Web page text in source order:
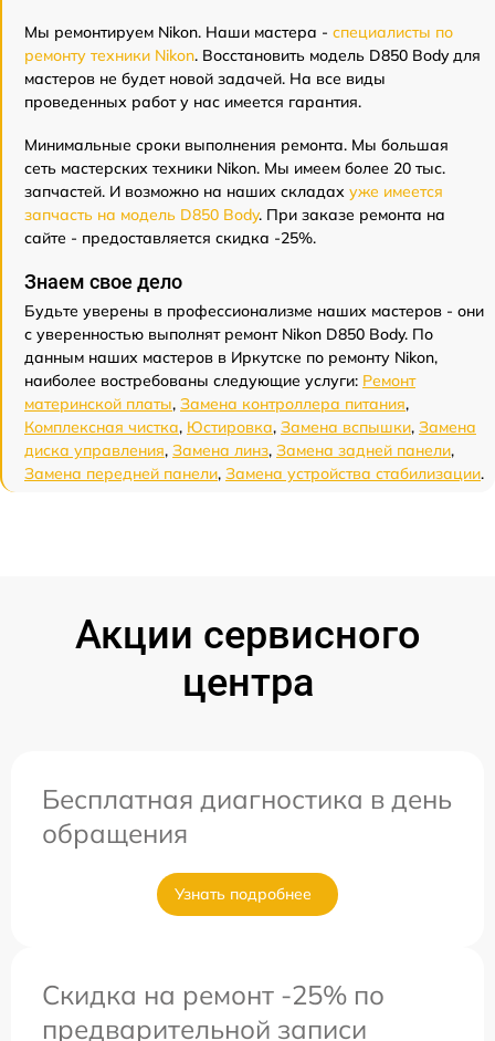
Мы ремонтируем Nikon. Наши мастера - специалисты по
ремонту техники Nikon. Восстановить модель D850 Body для
мастеров не будет новой задачей. На все виды
проведенных работ у нас имеется гарантия.
Минимальные сроки выполнения ремонта. Мы большая
сеть мастерских техники Nikon. Мы имеем более 20 тыс.
запчастей. И возможно на наших складах уже имеется
запчасть на модель D850 Body. При заказе ремонта на
сайте - предоставляется скидка -25%.
Знаем свое дело
Будьте уверены в профессионализме наших мастеров - они
с уверенностью выполнят ремонт Nikon D850 Body. По
данным наших мастеров в Иркутске по ремонту Nikon,
наиболее востребованы следующие услуги: Ремонт
материнской платы, Замена контроллера питания,
Комплексная чистка, Юстировка, Замена вспышки, Замена
диска управления, Замена линз, Замена задней панели,
Замена передней панели, Замена устройства стабилизации.
Акции сервисного
центра
Бесплатная диагностика в день
обращения
Узнать подробнее
Скидка на ремонт -25% по
предварительной записи